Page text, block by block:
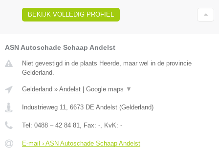
BEKIJK VOLLEDIG PROFIEL
ASN Autoschade Schaap Andelst
Niet gevestigd in de plaats Heerde, maar wel in de provincie
Gelderland.
Gelderland » Andelst | Google maps ▼
Industrieweg 11 6673 DE Andelst (Gelderland)
Tel: 0488 – 42 84 81 , Fax: - , KvK: -
E-mail › ASN Autoschade Schaap Andelst